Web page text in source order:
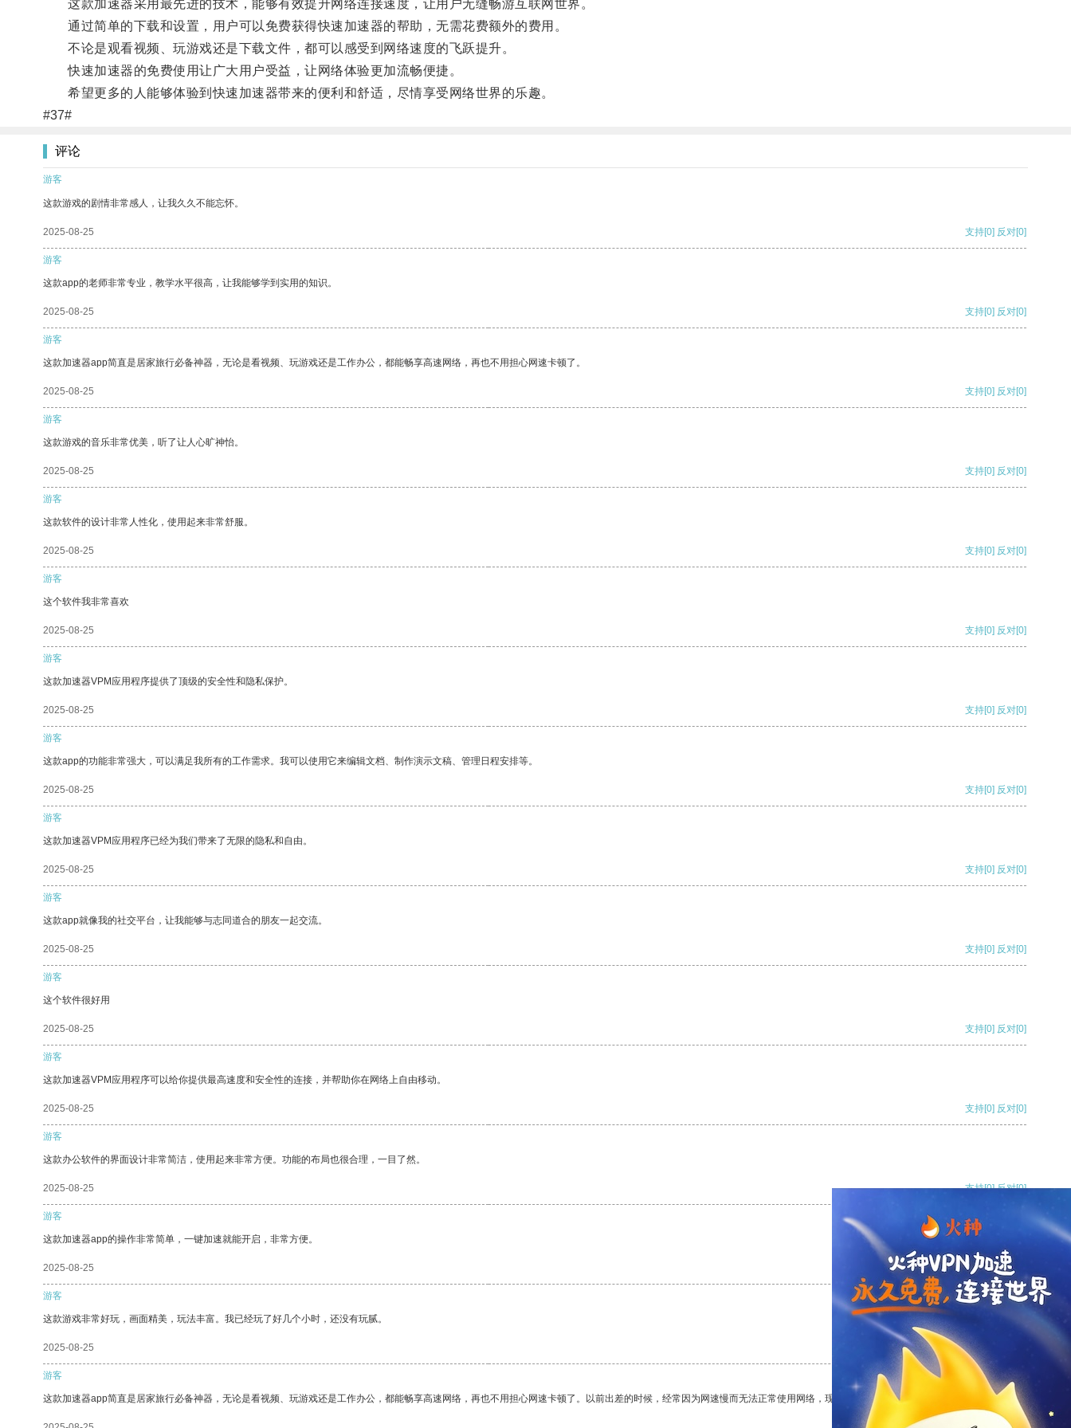
这款加速器采用最先进的技术，能够有效提升网络连接速度，让用户无缝畅游互联网世界。
通过简单的下载和设置，用户可以免费获得快速加速器的帮助，无需花费额外的费用。
不论是观看视频、玩游戏还是下载文件，都可以感受到网络速度的飞跃提升。
快速加速器的免费使用让广大用户受益，让网络体验更加流畅便捷。
希望更多的人能够体验到快速加速器带来的便利和舒适，尽情享受网络世界的乐趣。
#37#
评论
游客
这款游戏的剧情非常感人，让我久久不能忘怀。
2025-08-25 支持[0] 反对[0]
游客
这款app的老师非常专业，教学水平很高，让我能够学到实用的知识。
2025-08-25 支持[0] 反对[0]
游客
这款加速器app简直是居家旅行必备神器，无论是看视频、玩游戏还是工作办公，都能畅享高速网络，再也不用担心网速卡顿了。
2025-08-25 支持[0] 反对[0]
游客
这款游戏的音乐非常优美，听了让人心旷神怡。
2025-08-25 支持[0] 反对[0]
游客
这款软件的设计非常人性化，使用起来非常舒服。
2025-08-25 支持[0] 反对[0]
游客
这个软件我非常喜欢
2025-08-25 支持[0] 反对[0]
游客
这款加速器VPM应用程序提供了顶级的安全性和隐私保护。
2025-08-25 支持[0] 反对[0]
游客
这款app的功能非常强大，可以满足我所有的工作需求。我可以使用它来编辑文档、制作演示文稿、管理日程安排等。
2025-08-25 支持[0] 反对[0]
游客
这款加速器VPM应用程序已经为我们带来了无限的隐私和自由。
2025-08-25 支持[0] 反对[0]
游客
这款app就像我的社交平台，让我能够与志同道合的朋友一起交流。
2025-08-25 支持[0] 反对[0]
游客
这个软件很好用
2025-08-25 支持[0] 反对[0]
游客
这款加速器VPM应用程序可以给你提供最高速度和安全性的连接，并帮助你在网络上自由移动。
2025-08-25 支持[0] 反对[0]
游客
这款办公软件的界面设计非常简洁，使用起来非常方便。功能的布局也很合理，一目了然。
2025-08-25 支持[0] 反对[0]
游客
这款加速器app的操作非常简单，一键加速就能开启，非常方便。
2025-08-25 支持[0] 反对
游客
这款游戏非常好玩，画面精美，玩法丰富。我已经玩了好几个小时，还没有玩腻。
2025-08-25 支持
游客
这款加速器app简直是居家旅行必备神器，无论是看视频、玩游戏还是工作办公，都能畅享高速网络，再也不用担心网速卡顿了。以前出差的时候，经常因为网速慢而无法正常使用网络，现在有了这个app，我再也不用担心了。